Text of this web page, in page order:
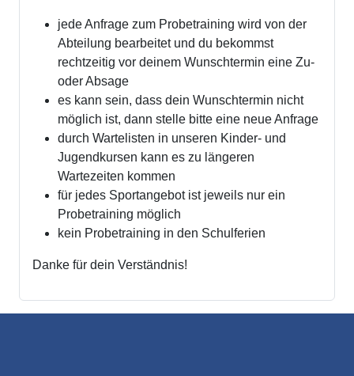
jede Anfrage zum Probetraining wird von der
Abteilung bearbeitet und du bekommst
rechtzeitig vor deinem Wunschtermin eine Zu-
oder Absage
es kann sein, dass dein Wunschtermin nicht
möglich ist, dann stelle bitte eine neue Anfrage
durch Wartelisten in unseren Kinder- und
Jugendkursen kann es zu längeren
Wartezeiten kommen
für jedes Sportangebot ist jeweils nur ein
Probetraining möglich
kein Probetraining in den Schulferien
Danke für dein Verständnis!